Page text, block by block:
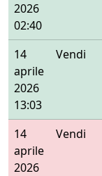
2026
02:40
14
aprile
2026
13:03
Vendi
14
aprile
2026
Vendi